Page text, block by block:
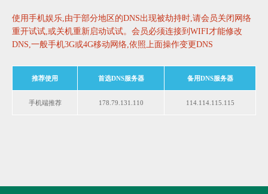
使用手机娱乐,由于部分地区的DNS出现被劫持时,请会员关闭网络
重开试试,或关机重新启动试试。会员必须连接到WIFI才能修改
DNS,一般手机3G或4G移动网络,依照上面操作变更DNS
推荐使用 首选DNS服务器 备用DNS服务器
手机端推荐 178.79.131.110 114.114.115.115